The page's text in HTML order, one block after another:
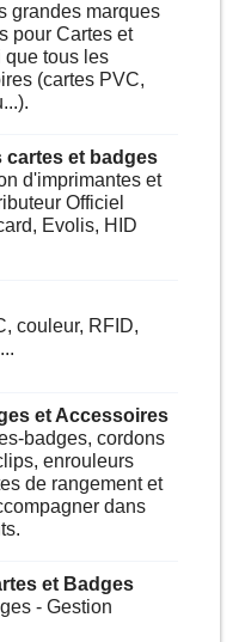
grandes marques
pour Cartes et
que tous les
(cartes PVC,
cartes et badges
d'imprimantes et
Officiel
Evolis, HID
couleur, RFID,
et Accessoires
badges, cordons
enrouleurs
de rangement et
dans
et Badges
- Gestion